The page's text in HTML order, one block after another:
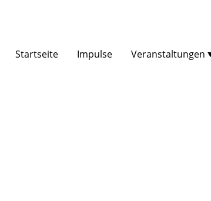
Startseite Impulse Veranstaltungen